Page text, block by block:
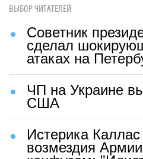
ВЫБОР ЧИТАТЕЛЕЙ
Советник
сделал
атаках на
ЧП на Украине
США
Истерика
возмездия